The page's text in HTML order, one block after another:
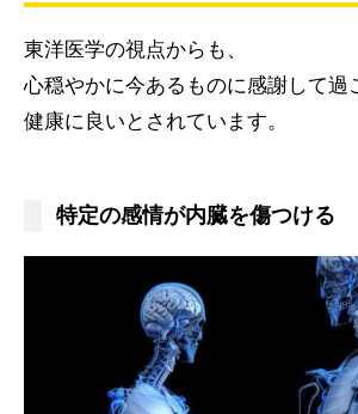
東洋医学の視点からも、
心穏やかに今あるものに感謝して過
健康に良いとされています。
特定の感情が内臓を傷つける